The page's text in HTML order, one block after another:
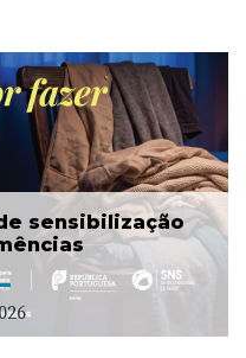
sensibilização